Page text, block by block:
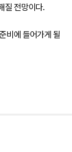
질 전망이다.
비에 들어가게 될